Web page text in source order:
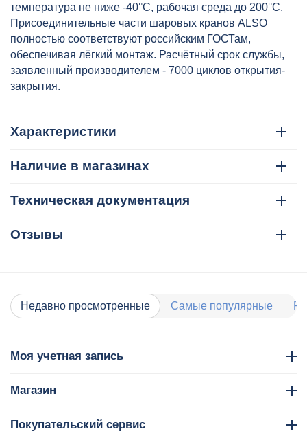
температура не ниже -40°С, рабочая среда до 200°С.
Присоединительные части шаровых кранов ALSO
полностью соответствуют российским ГОСТам,
обеспечивая лёгкий монтаж. Расчётный срок службы,
заявленный производителем - 7000 циклов открытия-
закрытия.
Характеристики
Наличие в магазинах
Техническая документация
Отзывы
Недавно просмотренные Самые популярные
Моя учетная запись
Магазин
Покупательский сервис